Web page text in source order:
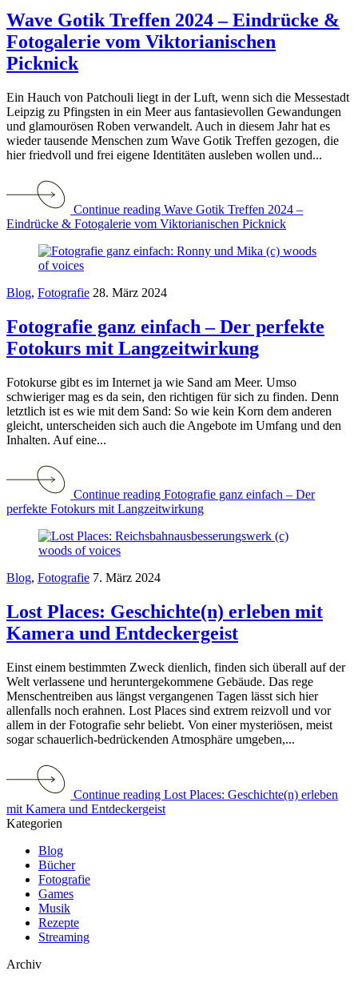
Wave Gotik Treffen 2024 – Eindrücke &
Fotogalerie vom Viktorianischen
Picknick
Ein Hauch von Patchouli liegt in der Luft, wenn sich die Messestadt
Leipzig zu Pfingsten in ein Meer aus fantasievollen Gewandungen
und glamourösen Roben verwandelt. Auch in diesem Jahr hat es
wieder tausende Menschen zum Wave Gotik Treffen gezogen, die
hier friedvoll und frei eigene Identitäten ausleben wollen und...
Continue reading Wave Gotik Treffen 2024 –
Eindrücke & Fotogalerie vom Viktorianischen Picknick
Blog, Fotografie 28. März 2024
Fotografie ganz einfach – Der perfekte
Fotokurs mit Langzeitwirkung
Fotokurse gibt es im Internet ja wie Sand am Meer. Umso
schwieriger mag es da sein, den richtigen für sich zu finden. Denn
letztlich ist es wie mit dem Sand: So wie kein Korn dem anderen
gleicht, unterscheiden sich auch die Angebote im Umfang und den
Inhalten. Auf eine...
Continue reading Fotografie ganz einfach – Der
perfekte Fotokurs mit Langzeitwirkung
Blog, Fotografie 7. März 2024
Lost Places: Geschichte(n) erleben mit
Kamera und Entdeckergeist
Einst einem bestimmten Zweck dienlich, finden sich überall auf der
Welt verlassene und heruntergekommene Gebäude. Das rege
Menschentreiben aus längst vergangenen Tagen lässt sich hier
allenfalls noch erahnen. Lost Places sind extrem reizvoll und vor
allem in der Fotografie sehr beliebt. Von einer mysteriösen, meist
sogar schauerlich-bedrückenden Atmosphäre umgeben,...
Continue reading Lost Places: Geschichte(n) erleben
mit Kamera und Entdeckergeist
Kategorien
Blog
Bücher
Fotografie
Games
Musik
Rezepte
Streaming
Archiv